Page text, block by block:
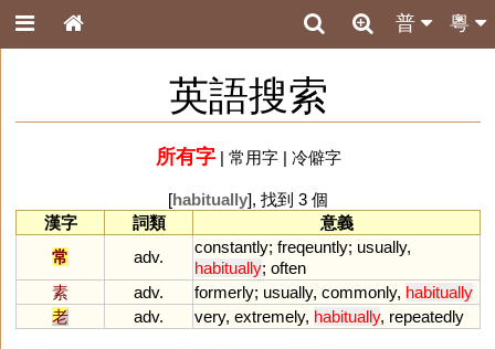
粵
普
英語搜索
所有字| 常用字| 冷僻字
[habitually], 找到 3 個
漢字
詞類
意義
常
adv.
constantly; freqeuntly; usually,
habitually; often
素
adv. formerly; usually, commonly, habitually
老
adv. very, extremely, habitually, repeatedly